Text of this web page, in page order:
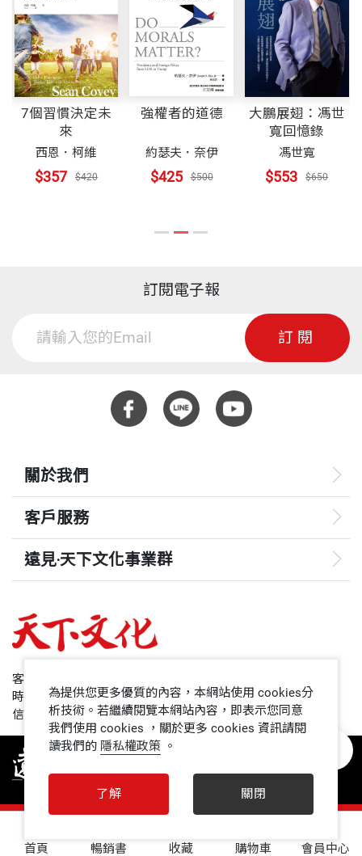
7個習慣決定未
來
西恩．柯維
$357 $420
強權者的道德
約瑟夫．奈伊
$425 $500
大鵬展翅：馮世
寬回憶錄
馮世寬
$553 $650
訂閱電子報
訂閱
關於我們
客戶服務
遠見‧天下文化事業群
哈佛商業評論
領導影響力學院
1號課堂
客服專線：+886 2 2662-0012
時間：週一~週五9:00~12:30;13:30~17:00
信箱：service@cwgv.com.tw
為提供您更多優質的內容，本網站使用 cookies分
析技術。若繼續閱覽本網站內容，即表示您同意
我們使用 cookies ，關於更多 cookies 資訊請閱
讀我們的 隱私權政策 。
了解 關閉
首頁 暢銷書 收藏 購物車 會員中心